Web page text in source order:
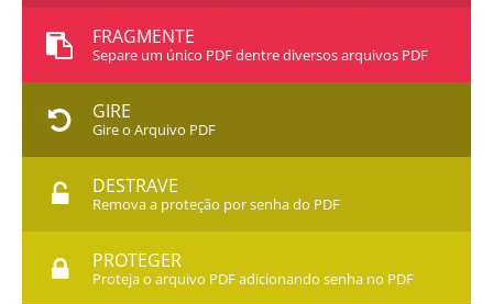
FRAGMENTE
Separe um único PDF dentre diversos arquivos PDF
GIRE
Gire o Arquivo PDF
DESTRAVE
Remova a proteção por senha do PDF
PROTEGER
Proteja o arquivo PDF adicionando senha no PDF